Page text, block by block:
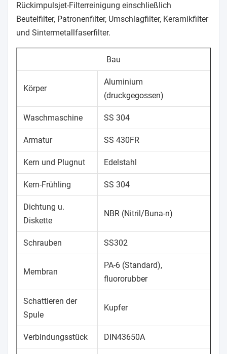
Rückimpulsjet-Filterreinigung einschließlich
Beutelfilter, Patronenfilter, Umschlagfilter, Keramikfilter
und Sintermetallfaserfilter.
Bau
Körper
Aluminium
(druckgegossen)
Waschmaschine SS 304
Armatur SS 430FR
Kern und Plugnut Edelstahl
Kern-Frühling SS 304
Dichtung u.
Diskette
NBR (Nitril/Buna-n)
Schrauben SS302
Membran
PA-6 (Standard),
fluororubber
Schattieren der
Spule
Kupfer
Verbindungsstück DIN43650A